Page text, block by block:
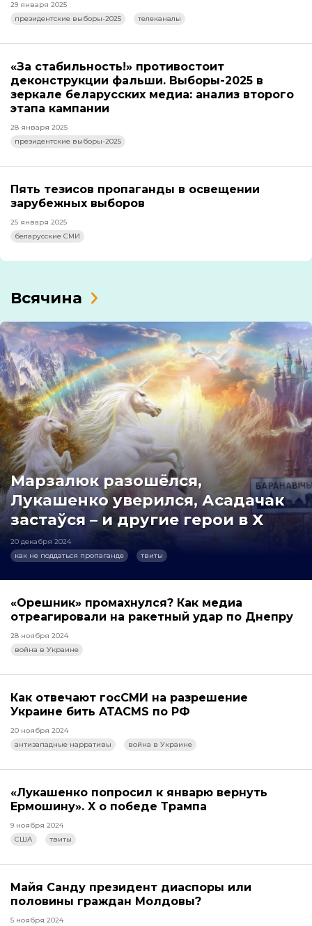
29 января 2025
президентские выборы-2025
телеканалы
«За стабильность!» противостоит
деконструкции фальши. Выборы-2025 в
зеркале беларусских медиа: анализ второго
этапа кампании
28 января 2025
президентские выборы-2025
Пять тезисов пропаганды в освещении
зарубежных выборов
25 января 2025
беларусские СМИ
Всячина
Марзалюк разошёлся,
Лукашенко уверился, Асадачак
застаўся – и другие герои в X
20 декабря 2024
как не поддаться пропаганде
твиты
«Орешник» промахнулся? Как медиа
отреагировали на ракетный удар по Днепру
28 ноября 2024
война в Украине
Как отвечают госСМИ на разрешение
Украине бить ATACMS по РФ
20 ноября 2024
антизападные нарративы
война в Украине
«Лукашенко попросил к январю вернуть
Ермошину». X о победе Трампа
9 ноября 2024
США
твиты
Майя Санду президент диаспоры или
половины граждан Молдовы?
5 ноября 2024